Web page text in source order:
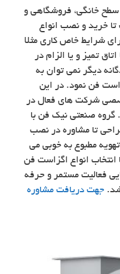
خانگی، فروشگاهی و
تا خرید و نصب انواع
شرایط خاص کاری مثلا
تمیز و یا الزام در
دیگر نمی توان به
فن نمود. در این
شرکت های فعال در
گروه صنعتی نیک فن با
تا مشاوره در نصب
مطبوع به خوبی می
انتخاب انواع اگزاست فن
فعالیت مستمر و حرفه
جهت دریافت مشاوره